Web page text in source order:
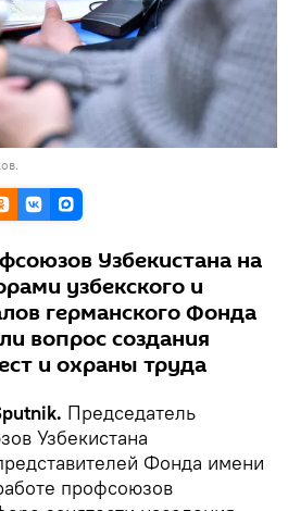
Узбекистана на
узбекского и
германского Фонда
вопрос создания
и охраны труда
Председатель
Узбекистана
Фонда имени
профсоюзов